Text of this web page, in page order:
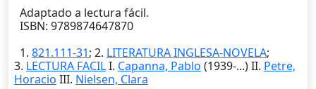
Adaptado a lectura fácil.
ISBN: 9789874647870
1. 821.111-31; 2. LITERATURA INGLESA-NOVELA;
3. LECTURA FACILI. Capanna, Pablo (1939-...) II. Petre,
Horacio III. Nielsen, Clara